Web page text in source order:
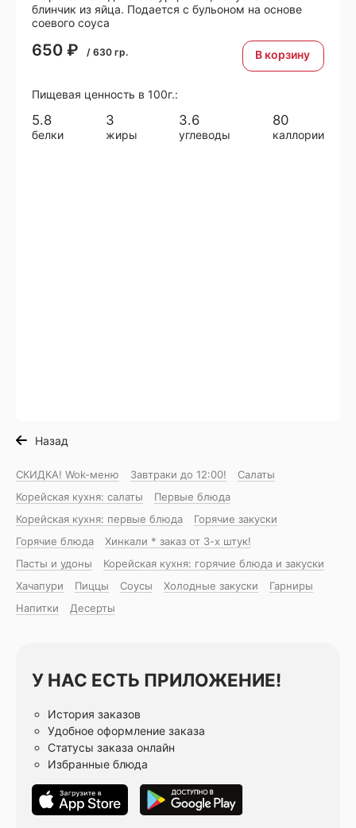
блинчик из яйца. Подается с бульоном на основе
соевого соуса
650 ₽ / 630 гр. В корзину
Пищевая ценность в 100г.:
5.8
белки
3
жиры
3.6
углеводы
80
каллории
Назад
СКИДКА! Wok-меню Завтраки до 12:00!
Салаты
Корейская кухня: салаты
Первые блюда
Корейская кухня: первые блюда
Горячие закуски
Горячие блюда
Хинкали * заказ от 3-х штук!
Пасты и удоны
Корейская кухня: горячие блюда и закуски
Хачапури
Пиццы Соусы Холодные закуски
Гарниры
Напитки
Десерты
У НАС ЕСТЬ ПРИЛОЖЕНИЕ!
История заказов
Удобное оформление заказа
Статусы заказа онлайн
Избранные блюда